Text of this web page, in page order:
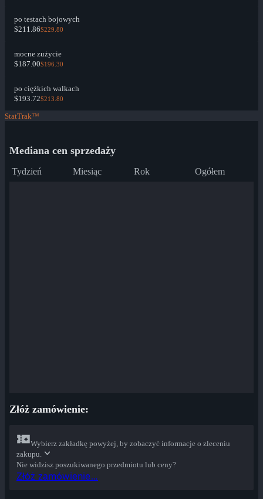
po testach bojowych
$211.86$229.80
mocne zużycie
$187.00$196.30
po ciężkich walkach
$193.72$213.80
StatTrak™
Mediana cen sprzedaży
Tydzień Miesiąc Rok Ogółem
Złóż zamówienie:
Wybierz zakładkę powyżej, by zobaczyć informacje o zleceniu
zakupu.
Nie widzisz poszukiwanego przedmiotu lub ceny?
Złóż zamówienie…